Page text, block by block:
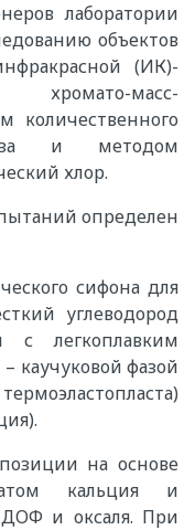
лаборатории
объектов
(ИК)-
хромато-масс-
количественного
и методом
хлор.
определен
сифона для
углеводород
с легкоплавким
каучуковой фазой
на основе
кальция и
и оксаля. При